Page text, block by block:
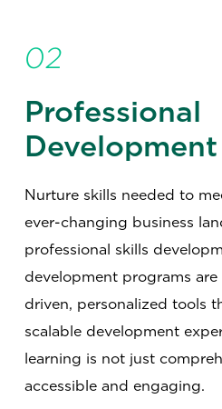
02
Professional
Development
Nurture skills needed to
ever-changing business
professional skills
development programs
driven, personalized tools
scalable development
learning is not just
accessible and engaging.